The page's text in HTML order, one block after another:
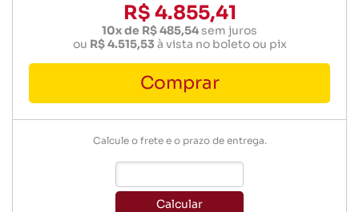
R$ 4.855,41
10x de R$ 485,54sem juros
ou R$ 4.515,53 à vista no boleto ou pix
Comprar
Calcule o frete e o prazo de entrega.
Calcular